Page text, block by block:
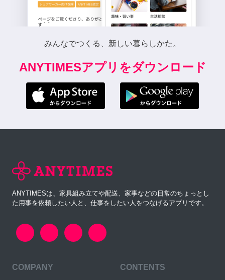
みんなでつくる、新しい暮らしかた。
ANYTIMESアプリをダウンロード
ANYTIMESは、家具組み立てや配送、家事などの日常のちょっとし
た用事を依頼したい人と、仕事をしたい人をつなげるアプリです。
COMPANY CONTENTS